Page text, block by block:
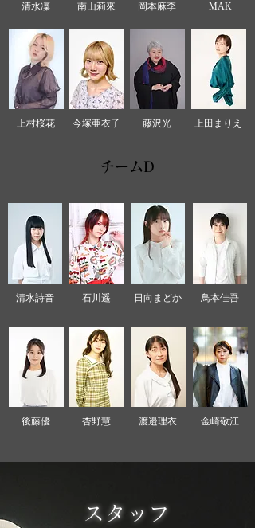
清水凜 南山莉來 岡本麻李 MAK
上村桜花 今塚亜衣子 藤沢光 上田まりえ
チームD
清水詩音 石川遥 日向まどか 鳥本佳吾
後藤優 杏野慧 渡邉理衣 金崎敬江
スタッフ